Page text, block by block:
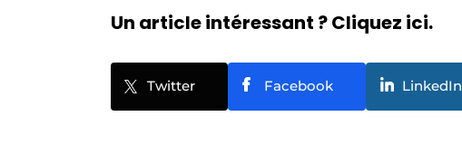
Un article intéressant ? Cliquez ici.
Twitter Facebook LinkedIn